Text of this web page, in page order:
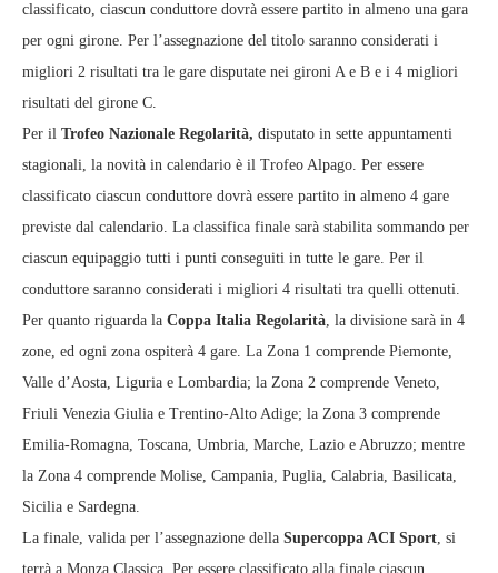
classificato, ciascun conduttore dovrà essere partito in almeno una gara
per ogni girone. Per l’assegnazione del titolo saranno considerati i
migliori 2 risultati tra le gare disputate nei gironi A e B e i 4 migliori
risultati del girone C.
Per il Trofeo Nazionale Regolarità, disputato in sette appuntamenti
stagionali, la novità in calendario è il Trofeo Alpago. Per essere
classificato ciascun conduttore dovrà essere partito in almeno 4 gare
previste dal calendario. La classifica finale sarà stabilita sommando per
ciascun equipaggio tutti i punti conseguiti in tutte le gare. Per il
conduttore saranno considerati i migliori 4 risultati tra quelli ottenuti.
Per quanto riguarda la Coppa Italia Regolarità, la divisione sarà in 4
zone, ed ogni zona ospiterà 4 gare. La Zona 1 comprende Piemonte,
Valle d’Aosta, Liguria e Lombardia; la Zona 2 comprende Veneto,
Friuli Venezia Giulia e Trentino-Alto Adige; la Zona 3 comprende
Emilia-Romagna, Toscana, Umbria, Marche, Lazio e Abruzzo; mentre
la Zona 4 comprende Molise, Campania, Puglia, Calabria, Basilicata,
Sicilia e Sardegna.
La finale, valida per l’assegnazione della Supercoppa ACI Sport, si
terrà a Monza Classica. Per essere classificato alla finale ciascun